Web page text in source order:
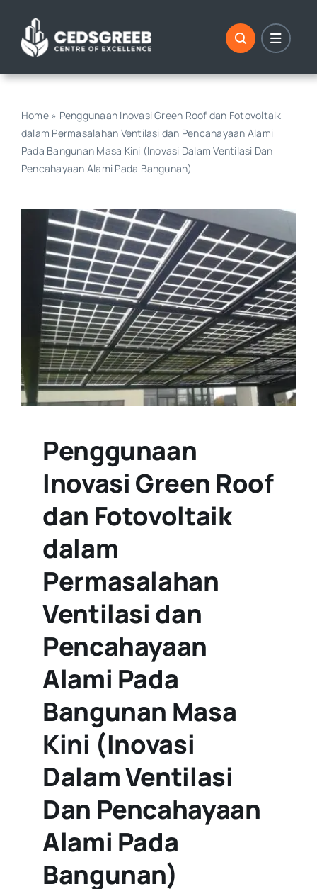
content
Home» Penggunaan Inovasi Green Roof dan Fotovoltaik
dalam Permasalahan Ventilasi dan Pencahayaan Alami
Pada Bangunan Masa Kini (Inovasi Dalam Ventilasi Dan
Pencahayaan Alami Pada Bangunan)
Penggunaan
Inovasi Green Roof
dan Fotovoltaik
dalam
Permasalahan
Ventilasi dan
Pencahayaan
Alami Pada
Bangunan Masa
Kini (Inovasi
Dalam Ventilasi
Dan Pencahayaan
Alami Pada
Bangunan)